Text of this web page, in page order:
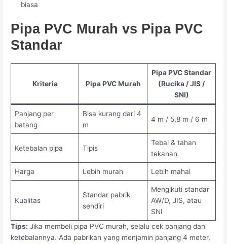
biasa
Pipa PVC Murah vs Pipa PVC
Standar
Kriteria Pipa PVC Murah
Pipa PVC Standar
(Rucika / JIS /
SNI)
Panjang per
batang
Bisa kurang dari 4
m
4 m / 5,8 m / 6 m
Ketebalan pipa Tipis
Tebal & tahan
tekanan
Harga Lebih murah Lebih mahal
Kualitas
Standar pabrik
sendiri
Mengikuti standar
AW/D, JIS, atau
SNI
Tips: Jika membeli pipa PVC murah, selalu cek panjang dan
ketebalannya. Ada pabrikan yang menjamin panjang 4 meter,